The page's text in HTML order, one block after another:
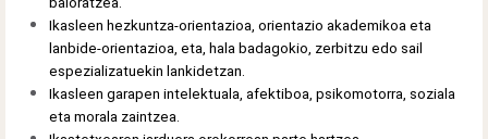
Ikasleen hezkuntza-orientazioa, orientazio akademikoa eta
lanbide-orientazioa, eta, hala badagokio, zerbitzu edo sail
espezializatuekin lankidetzan.
Ikasleen garapen intelektuala, afektiboa, psikomotorra, soziala
eta morala zaintzea.